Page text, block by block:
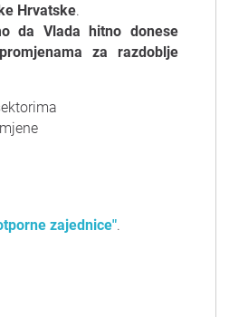
Hrvatske.
da Vlada hitno donese
za razdoblje
zajednice".